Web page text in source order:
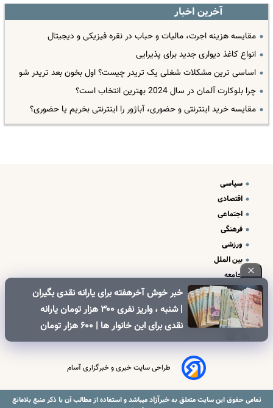
آخرین اخبار
مقایسه هزینه اجرت، مالیات و حباب در نقره فیزیکی و دیجیتال
انواع کاغذ دیواری جدید برای پذیرایی
اساسی ترین مشکلات شغلی یک تریدر چیست؟ اول بخون بعد تریدر شو
چرا بلوکارت آلمان در سال 2024 بهترین انتخاب است؟
مقایسه خرید اینترنتی و حضوری، آباژور را اینترنتی بخریم یا حضوری؟
خبر خوش آخرهفته برای یارانه نقدی بگیران
| شنبه ، واریز نفری ۳۰۰ هزار تومان یارانه
نقدی برای این خانوار ها | ۶۰۰ هزار تومان
کالابرگ برای خانوارهای دارای فرزند
سیاسی
اقتصادی
اجتماعی
فرهنگی
ورزشی
بین الملل
جامعه
علم و فناوری
درباره ما
تبلیغات و تماس با ما
طراحی سایت خبری و خبرگزاری آسام
تمامی حقوق این سایت متعلق بهخبرآزادمیباشد و استفاده از مطالب آن با ذکر منبع بلامانع